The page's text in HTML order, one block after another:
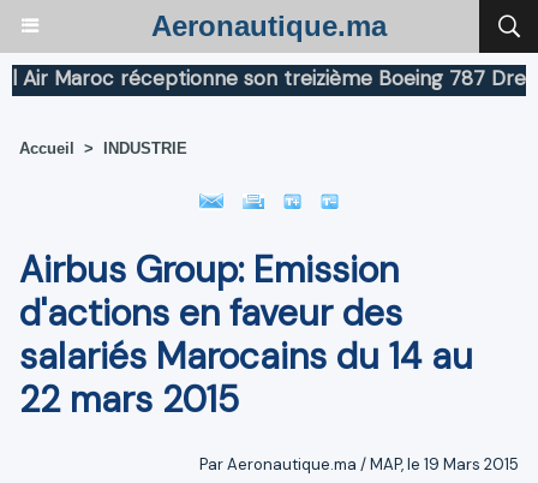
Aeronautique.ma
Maroc réceptionne son treizième Boeing 787
Accueil > INDUSTRIE
Airbus Group: Emission
d'actions en faveur des
salariés Marocains du 14 au
22 mars 2015
Par Aeronautique.ma / MAP, le 19 Mars 2015